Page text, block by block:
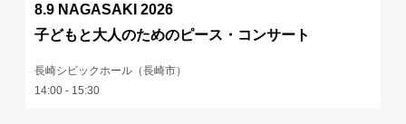
8.9 NAGASAKI 2026
子どもと大人のためのピース・コンサート
長崎シビックホール（長崎市）
14:00 - 15:30